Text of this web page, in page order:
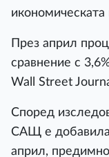
икономическата
През април
сравнение с
Wall Street
Според
САЩ е добавила
април, предимно